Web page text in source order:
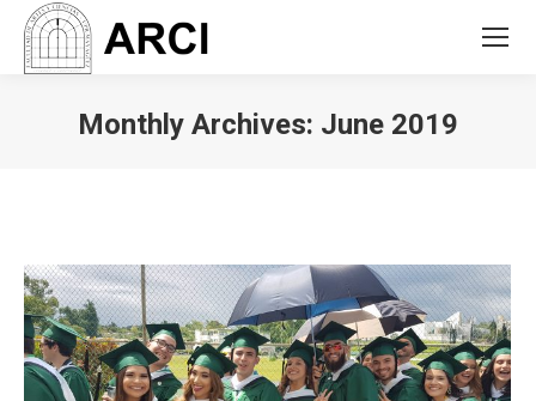
Monthly Archives: June 2019